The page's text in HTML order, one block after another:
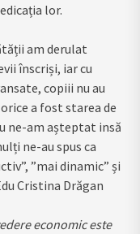
lor.
am derulat
înscriși, iar cu
copiii nu au
a fost starea de
ne-am așteptat insă
ne-au spus ca
”mai dinamic” și
Cristina Drăgan
economic este